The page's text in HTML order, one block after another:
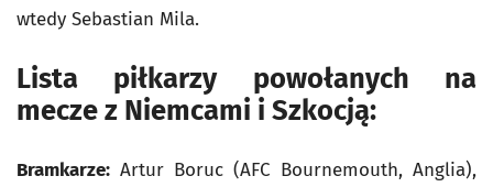
wtedy Sebastian Mila.
Lista piłkarzy powołanych na
mecze z Niemcami i Szkocją:
Bramkarze: Artur Boruc (AFC Bournemouth, Anglia),